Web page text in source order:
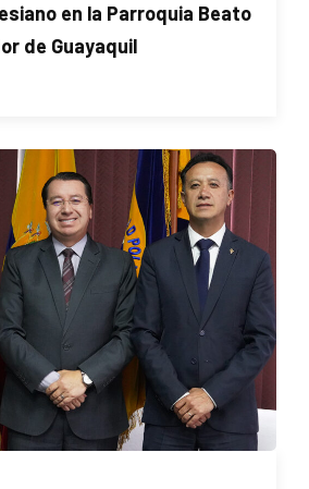
en la Parroquia Beato
de Guayaquil